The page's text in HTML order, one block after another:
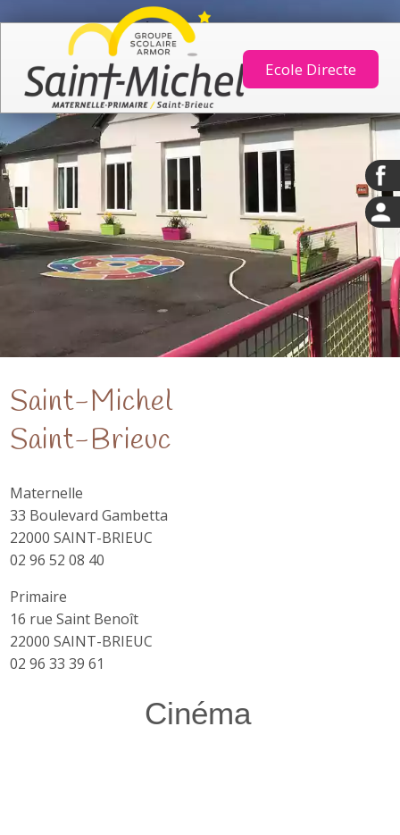
Ecole Directe
Saint-Michel
Saint-Brieuc
Maternelle
33 Boulevard Gambetta
22000 SAINT-BRIEUC
02 96 52 08 40
Primaire
16 rue Saint Benoît
22000 SAINT-BRIEUC
02 96 33 39 61
Cinéma